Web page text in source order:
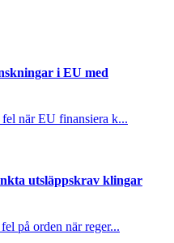
i EU med
när EU finansiera k...
utsläppskrav klingar
på orden när reger...